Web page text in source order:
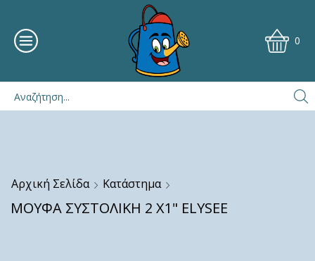
0
Αρχική Σελίδα Κατάστημα
ΜΟΥΦΑ ΣΥΣΤΟΛΙΚΗ 2 Χ1" ELYSEE